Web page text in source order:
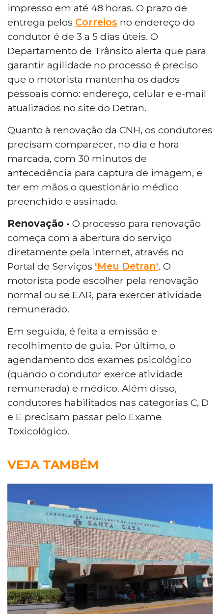
impresso em até 48 horas. O prazo de
entrega pelos Correios no endereço do
condutor é de 3 a 5 dias úteis. O
Departamento de Trânsito alerta que para
garantir agilidade no processo é preciso
que o motorista mantenha os dados
pessoais como: endereço, celular e e-mail
atualizados no site do Detran.
Quanto à renovação da CNH, os condutores
precisam comparecer, no dia e hora
marcada, com 30 minutos de
antecedência para captura de imagem, e
ter em mãos o questionário médico
preenchido e assinado.
Renovação - O processo para renovação
começa com a abertura do serviço
diretamente pela internet, através no
Portal de Serviços 'Meu Detran'. O
motorista pode escolher pela renovação
normal ou se EAR, para exercer atividade
remunerado.
Em seguida, é feita a emissão e
recolhimento de guia. Por último, o
agendamento dos exames psicológico
(quando o condutor exerce atividade
remunerada) e médico. Além disso,
condutores habilitados nas categorias C, D
e E precisam passar pelo Exame
Toxicológico.
VEJA TAMBÉM